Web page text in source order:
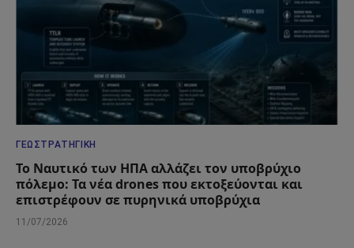
ΓΕΩΣΤΡΑΤΗΓΙΚΉ
Το Ναυτικό των ΗΠΑ αλλάζει τον υποβρύχιο
πόλεμο: Τα νέα drones που εκτοξεύονται και
επιστρέφουν σε πυρηνικά υποβρύχια
11/07/2026